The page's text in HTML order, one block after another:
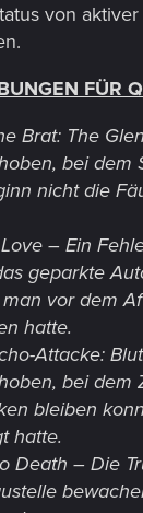
von
FÜR
Brat: The
bei dem
nicht die
– Ein
geparkte
vor dem
hatte.
Attacke:
bei dem
bleiben
hatte.
Death – Die